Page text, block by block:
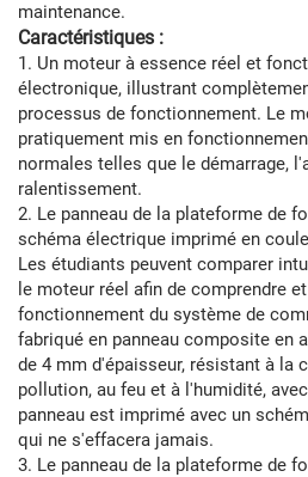
maintenance.
Caractéristiques :
1. Un moteur à essence réel et
électronique, illustrant
processus de fonctionnement. Le
pratiquement mis en
normales telles que le démarrage,
ralentissement.
2. Le panneau de la plateforme de
schéma électrique imprimé en
Les étudiants peuvent comparer
le moteur réel afin de comprendre
fonctionnement du système de
fabriqué en panneau composite en
de 4 mm d'épaisseur, résistant à la
pollution, au feu et à l'humidité,
panneau est imprimé avec un
qui ne s'effacera jamais.
3. Le panneau de la plateforme de